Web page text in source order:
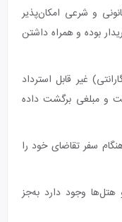
و شرعی امکان‌پذیر
بوده و همراه داشتن
غیر قابل استرداد
و مبلغی برگشت داده
سفر تقاضای خود را
هتل‌ها وجود دارد به‌جز